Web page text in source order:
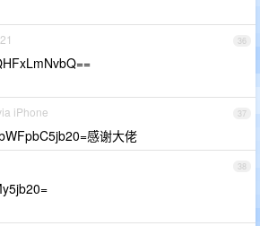
36
37
iPhone
感谢大佬
38